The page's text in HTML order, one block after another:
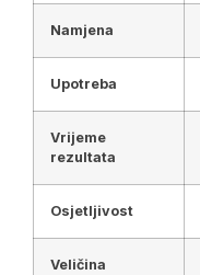
Namjena
Upotreba
Vrijeme
rezultata
Osjetljivost
Veličina